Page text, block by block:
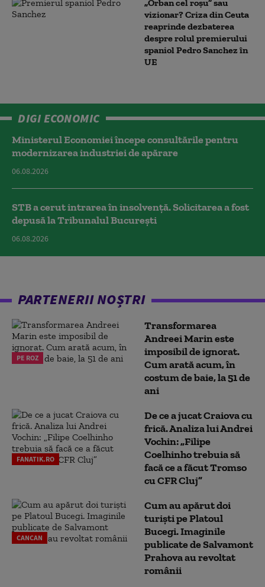
„Orban cel roșu” sau
vizionar? Criza din Ceuta
reaprinde dezbaterea
despre rolul premierului
spaniol Pedro Sanchez în
UE
DIGI ECONOMIC
Ministerul Economiei începe consultările pentru
modernizarea industriei de apărare
06.08.2026
STB a cerut intrarea în insolvență. Solicitarea a fost
depusă la Tribunalul București
06.08.2026
PARTENERII NOȘTRI
PE ROZ
Transformarea
Andreei Marin este
imposibil de ignorat.
Cum arată acum, în
costum de baie, la 51 de
ani
FANATIK.RO
De ce a jucat Craiova cu
frică. Analiza lui Andrei
Vochin: „Filipe
Coelhinho trebuia să
facă ce a făcut Tromso
cu CFR Cluj”
CANCAN
Cum au apărut doi
turiști pe Platoul
Bucegi. Imaginile
publicate de Salvamont
Prahova au revoltat
românii